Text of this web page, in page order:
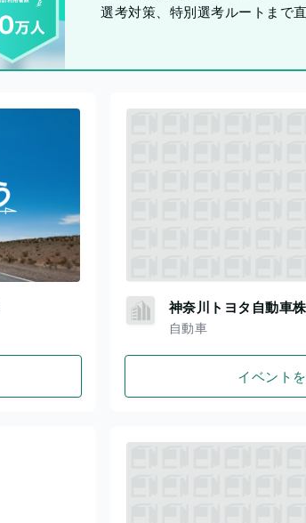
選考対策、特別選考ルートまで
神奈川トヨタ自動車
自動車
イベント